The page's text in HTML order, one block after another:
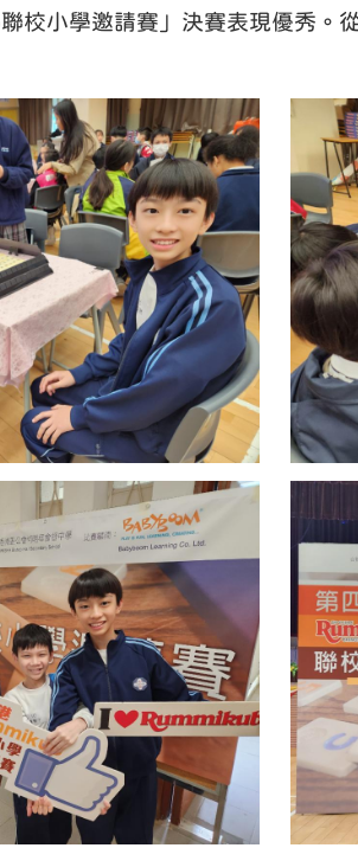
小學邀請賽」決賽表現優秀。